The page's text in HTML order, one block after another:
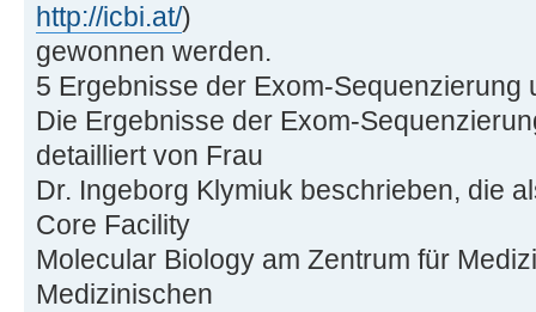
http://icbi.at/)
gewonnen werden.
5 Ergebnisse der Exom-Sequenzierung
Die Ergebnisse der Exom-
detailliert von Frau
Dr. Ingeborg Klymiuk beschrieben, die
Core Facility
Molecular Biology am Zentrum für
Medizinischen